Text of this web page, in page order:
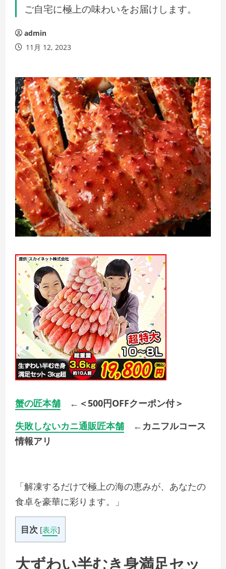
ご自宅に極上の味わいをお届けします。
admin
11月 12, 2023
蟹の匠本舗 ←＜500円OFFクーポン付＞
失敗しないカニ通販匠本舗 ←カニフルコース
情報アリ
「解凍するだけで極上の海の恵みが、あなたの
食卓を豪華に彩ります。」
目次 [表示]
大ずわい半むき身満足セッ